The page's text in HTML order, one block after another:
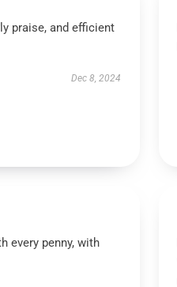
praise, and efficient
Dec 8, 2024
every penny, with